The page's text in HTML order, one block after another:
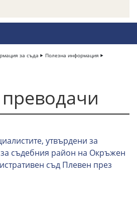
за съда
Полезна информация
утвърдени за
съдебния район на Окръжен
съд Плевен през